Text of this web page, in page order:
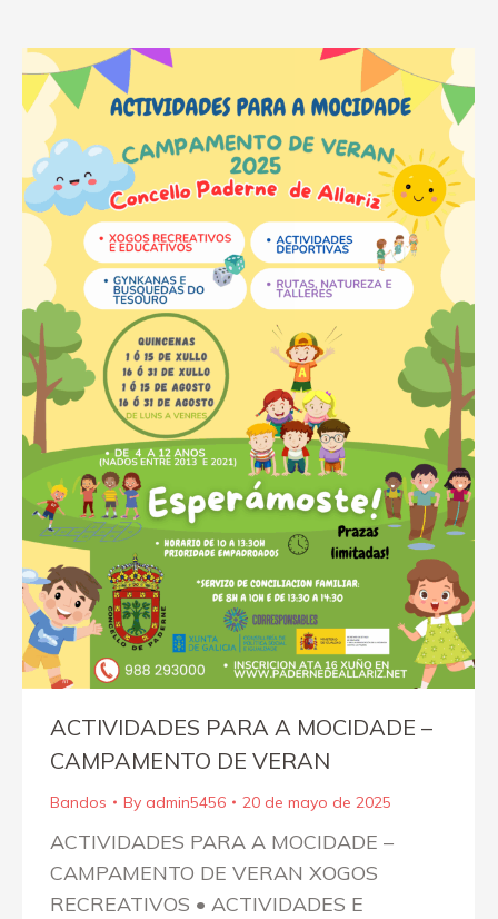
ACTIVIDADES PARA A MOCIDADE –
CAMPAMENTO DE VERAN
Bandos By admin5456 20 de mayo de 2025
ACTIVIDADES PARA A MOCIDADE –
CAMPAMENTO DE VERAN XOGOS
RECREATIVOS • ACTIVIDADES E